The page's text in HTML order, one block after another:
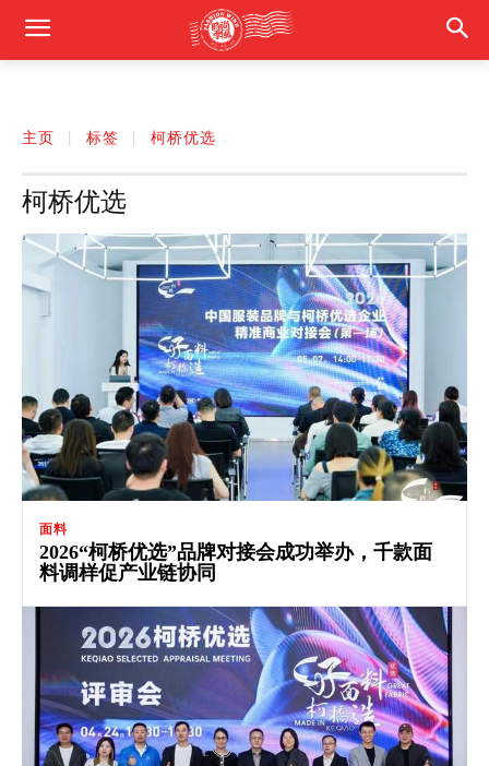
主页 标签 柯桥优选
柯桥优选
面料
2026“柯桥优选”品牌对接会成功举办，千款面
料调样促产业链协同